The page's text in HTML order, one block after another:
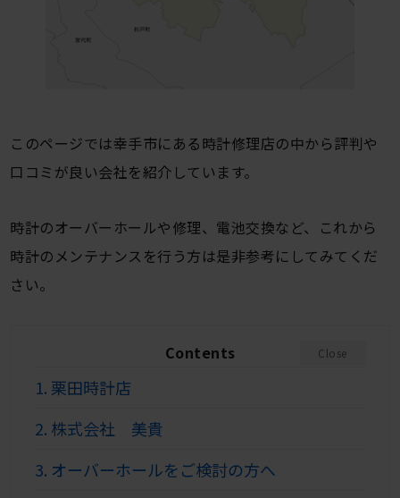
このページでは幸手市にある時計修理店の中から評判や
口コミが良い会社を紹介しています。
時計のオーバーホールや修理、電池交換など、これから
時計のメンテナンスを行う方は是非参考にしてみてくだ
さい。
Contents Close
1. 栗田時計店
2. 株式会社 美貴
3. オーバーホールをご検討の方へ